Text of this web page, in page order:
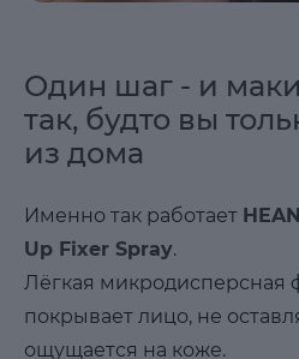
Один шаг - и
так, будто вы
из дома
Именно так работает
Up Fixer Spray.
Лёгкая микродисперсная
покрывает лицо, не
ощущается на коже.